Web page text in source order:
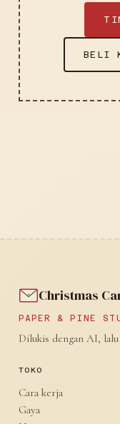
BELI
Christmas
PAPER & PINE
Dilukis dengan AI,
TOKO
Cara kerja
Gaya